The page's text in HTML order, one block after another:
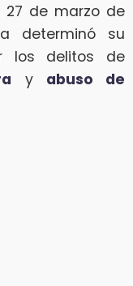
27 de marzo de
determinó su
los delitos de
y abuso de